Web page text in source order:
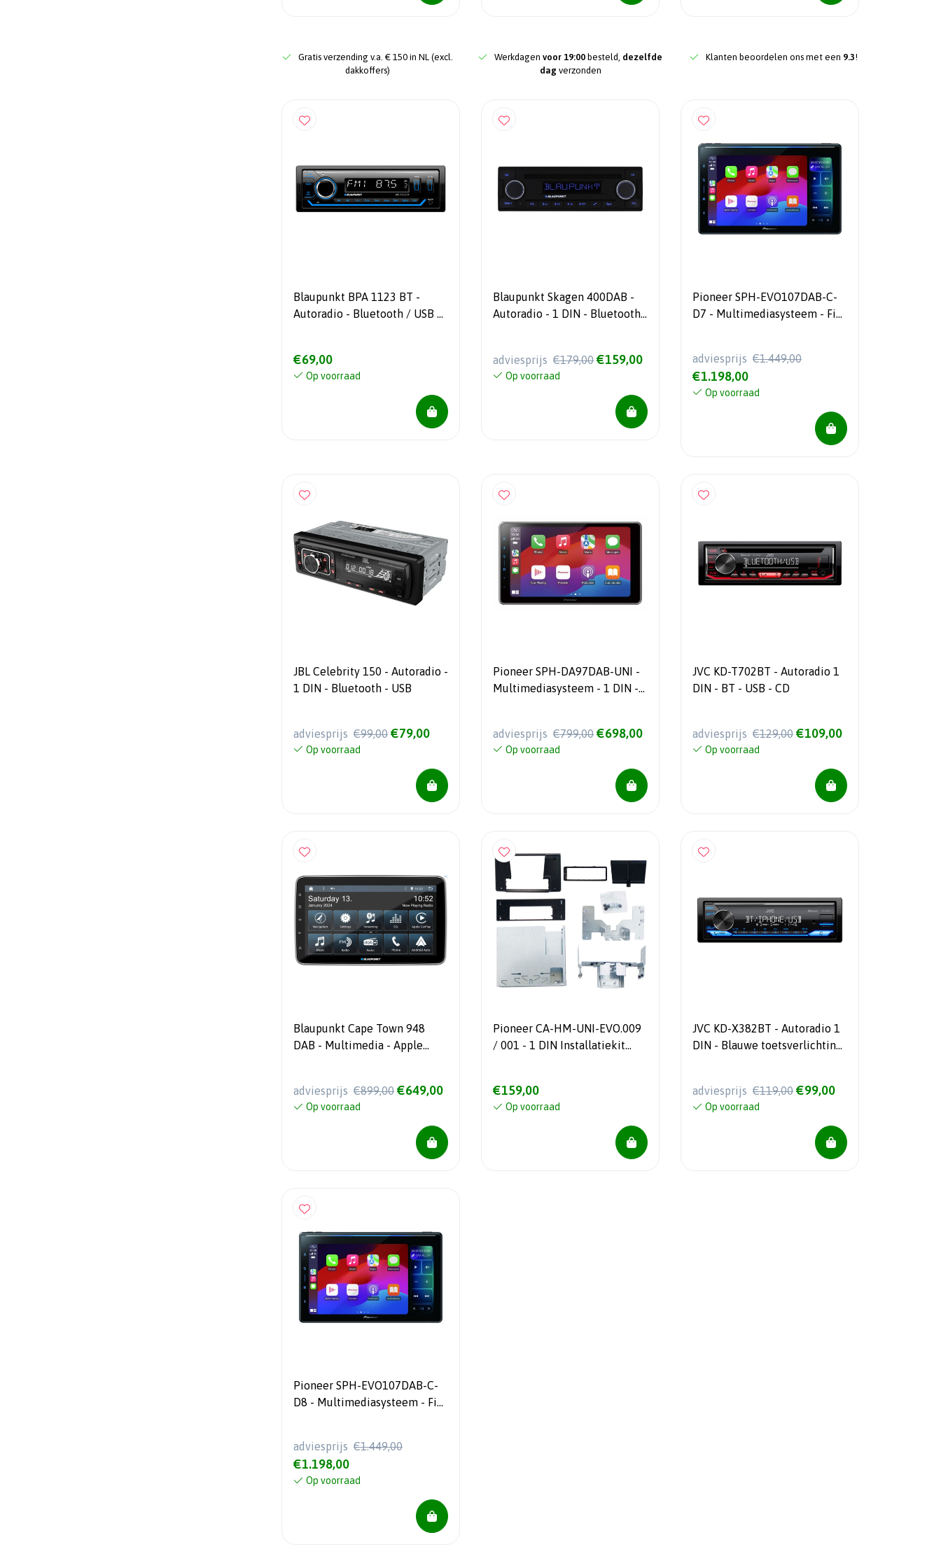
Gratis verzending v.a. € 150 in NL (excl.
dakkoffers)
Werkdagen voor 19:00 besteld, dezelfde
dag verzonden
Klanten beoordelen ons met een 9.3!
Blaupunkt BPA 1123 BT -
Autoradio - Bluetooth / USB /
€69,00
Op voorraad
Blaupunkt Skagen 400DAB -
Autoradio - 1 DIN - Bluetooth -
adviesprijs €179,00 €159,00
Op voorraad
Pioneer SPH-EVO107DAB-C-
D7 - Multimediasysteem - Fiat
Touchscreen
adviesprijs €1.449,00
€1.198,00
Op voorraad
JBL Celebrity 150 - Autoradio -
1 DIN - Bluetooth - USB
adviesprijs €99,00 €79,00
Op voorraad
Pioneer SPH-DA97DAB-UNI -
Multimediasysteem - 1 DIN -
adviesprijs €799,00 €698,00
Op voorraad
JVC KD-T702BT - Autoradio 1
DIN - BT - USB - CD
adviesprijs €129,00 €109,00
Op voorraad
Blaupunkt Cape Town 948
DAB - Multimedia - Apple
adviesprijs €899,00 €649,00
Op voorraad
Pioneer CA-HM-UNI-EVO.009
/ 001 - 1 DIN Installatiekit
€159,00
Op voorraad
JVC KD-X382BT - Autoradio 1
DIN - Blauwe toetsverlichting
adviesprijs €119,00 €99,00
Op voorraad
Pioneer SPH-EVO107DAB-C-
D8 - Multimediasysteem - Fiat
Touchscreen
adviesprijs €1.449,00
€1.198,00
Op voorraad